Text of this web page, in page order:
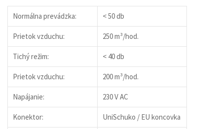
Normálna prevádzka: < 50 db
Prietok vzduchu: 250 m³/hod.
Tichý režim: < 40 db
Prietok vzduchu: 200 m³/hod.
Napájanie: 230 V AC
Konektor: UniSchuko / EU koncovka